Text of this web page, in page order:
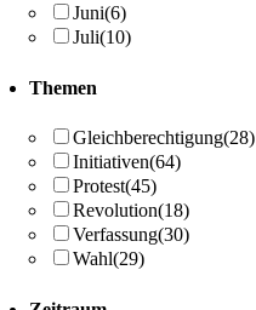
Juni(6)
Juli(10)
Themen
Gleichberechtigung(28)
Initiativen(64)
Protest(45)
Revolution(18)
Verfassung(30)
Wahl(29)